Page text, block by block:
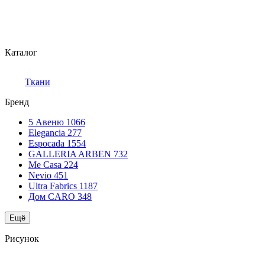
Каталог
Ткани
Бренд
5 Авеню 1066
Elegancia 277
Espocada 1554
GALLERIA ARBEN 732
Me Casa 224
Nevio 451
Ultra Fabrics 1187
Дом CARO 348
Ещё
Рисунок